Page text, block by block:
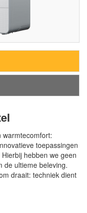
warmtecomfort:
toepassingen
hebben we geen
de ultieme beleving.
draait: techniek dient